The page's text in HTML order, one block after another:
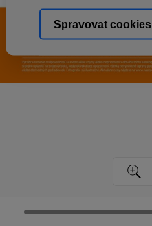
Spravovat cookies